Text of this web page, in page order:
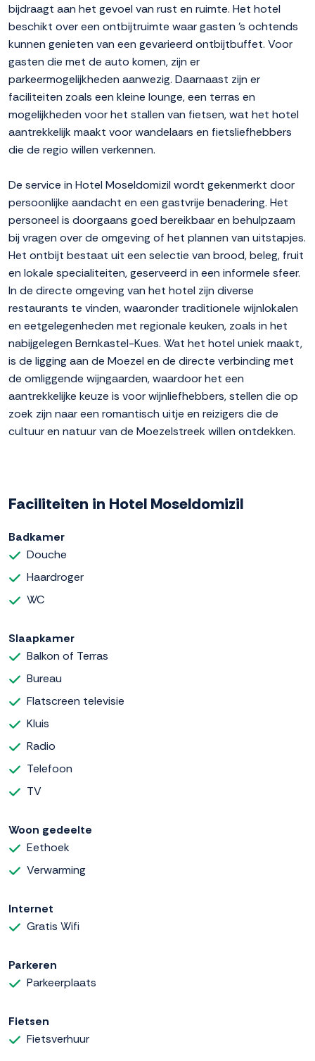
bijdraagt aan het gevoel van rust en ruimte. Het hotel
beschikt over een ontbijtruimte waar gasten 's ochtends
kunnen genieten van een gevarieerd ontbijtbuffet. Voor
gasten die met de auto komen, zijn er
parkeermogelijkheden aanwezig. Daarnaast zijn er
faciliteiten zoals een kleine lounge, een terras en
mogelijkheden voor het stallen van fietsen, wat het hotel
aantrekkelijk maakt voor wandelaars en fietsliefhebbers
die de regio willen verkennen.
De service in Hotel Moseldomizil wordt gekenmerkt door
persoonlijke aandacht en een gastvrije benadering. Het
personeel is doorgaans goed bereikbaar en behulpzaam
bij vragen over de omgeving of het plannen van uitstapjes.
Het ontbijt bestaat uit een selectie van brood, beleg, fruit
en lokale specialiteiten, geserveerd in een informele sfeer.
In de directe omgeving van het hotel zijn diverse
restaurants te vinden, waaronder traditionele wijnlokalen
en eetgelegenheden met regionale keuken, zoals in het
nabijgelegen Bernkastel-Kues. Wat het hotel uniek maakt,
is de ligging aan de Moezel en de directe verbinding met
de omliggende wijngaarden, waardoor het een
aantrekkelijke keuze is voor wijnliefhebbers, stellen die op
zoek zijn naar een romantisch uitje en reizigers die de
cultuur en natuur van de Moezelstreek willen ontdekken.
Faciliteiten in Hotel Moseldomizil
Badkamer
Douche
Haardroger
WC
Slaapkamer
Balkon of Terras
Bureau
Flatscreen televisie
Kluis
Radio
Telefoon
TV
Woon gedeelte
Eethoek
Verwarming
Internet
Gratis Wifi
Parkeren
Parkeerplaats
Fietsen
Fietsverhuur